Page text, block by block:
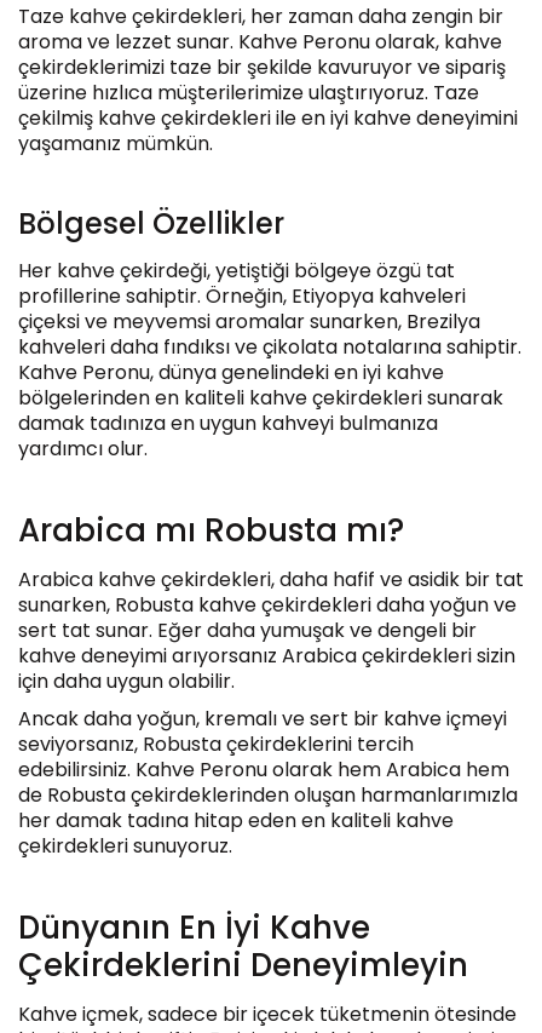
Taze kahve çekirdekleri, her zaman daha zengin bir
aroma ve lezzet sunar. Kahve Peronu olarak, kahve
çekirdeklerimizi taze bir şekilde kavuruyor ve sipariş
üzerine hızlıca müşterilerimize ulaştırıyoruz. Taze
çekilmiş kahve çekirdekleri ile en iyi kahve deneyimini
yaşamanız mümkün.
Bölgesel Özellikler
Her kahve çekirdeği, yetiştiği bölgeye özgü tat
profillerine sahiptir. Örneğin, Etiyopya kahveleri
çiçeksi ve meyvemsi aromalar sunarken, Brezilya
kahveleri daha fındıksı ve çikolata notalarına sahiptir.
Kahve Peronu, dünya genelindeki en iyi kahve
bölgelerinden en kaliteli kahve çekirdekleri sunarak
damak tadınıza en uygun kahveyi bulmanıza
yardımcı olur.
Arabica mı Robusta mı?
Arabica kahve çekirdekleri, daha hafif ve asidik bir tat
sunarken, Robusta kahve çekirdekleri daha yoğun ve
sert tat sunar. Eğer daha yumuşak ve dengeli bir
kahve deneyimi arıyorsanız Arabica çekirdekleri sizin
için daha uygun olabilir.
Ancak daha yoğun, kremalı ve sert bir kahve içmeyi
seviyorsanız, Robusta çekirdeklerini tercih
edebilirsiniz. Kahve Peronu olarak hem Arabica hem
de Robusta çekirdeklerinden oluşan harmanlarımızla
her damak tadına hitap eden en kaliteli kahve
çekirdekleri sunuyoruz.
Dünyanın En İyi Kahve
Çekirdeklerini Deneyimleyin
Kahve içmek, sadece bir içecek tüketmenin ötesinde